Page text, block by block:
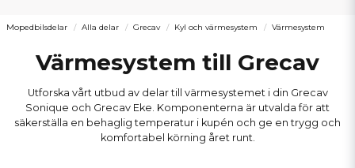
Mopedbilsdelar Alla delar Grecav Kyl och värmesystem Värmesystem
Värmesystem till Grecav
Utforska vårt utbud av delar till värmesystemet i din Grecav
Sonique och Grecav Eke. Komponenterna är utvalda för att
säkerställa en behaglig temperatur i kupén och ge en trygg och
komfortabel körning året runt.